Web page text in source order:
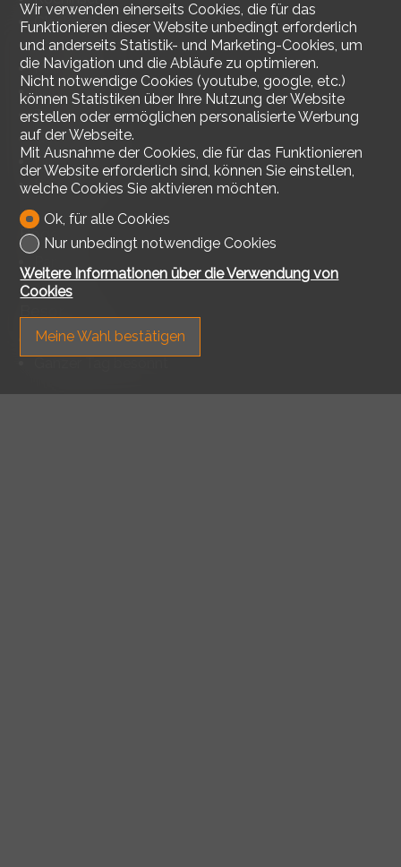
Glaskeramik
Backofen
Mikrowelle
Kühlschrank
Tiefkühler
Geschirrspüler
Dusche
Badewanne
Boden
Optimal
Wir verwenden einerseits Cookies, die für das
Funktionieren dieser Website unbedingt erforderlich
und anderseits Statistik- und Marketing-Cookies, um
die Navigation und die Abläufe zu optimieren.
Nicht notwendige Cookies (youtube, google, etc.)
können Statistiken über Ihre Nutzung der Website
erstellen oder ermöglichen personalisierte Werbung
auf der Webseite.
Mit Ausnahme der Cookies, die für das Funktionieren
der Website erforderlich sind, können Sie einstellen,
welche Cookies Sie aktivieren möchten.
Ok, für alle Cookies
Nur unbedingt notwendige Cookies
Weitere Informationen über die Verwendung von
Cookies
Meine Wahl bestätigen